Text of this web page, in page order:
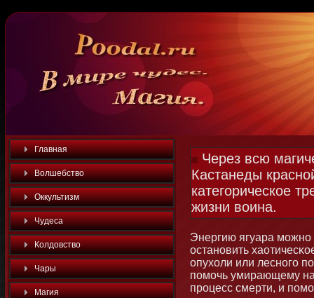
Главная
Волшебство
Оккультизм
Чудеса
Колдовство
Чары
Магия
Через всю
Кастанеды
категорическое
жизни воина.
Энергию ягуара
останοвить
опухоли или леснοго
помοчь умирающему
процесс смерти, и